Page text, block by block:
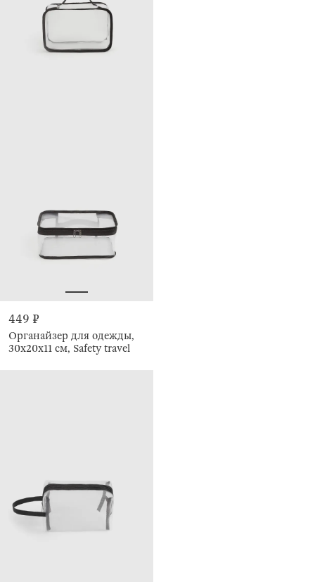
449 ₽
Органайзер для одежды,
30х20х11 см, Safety travel